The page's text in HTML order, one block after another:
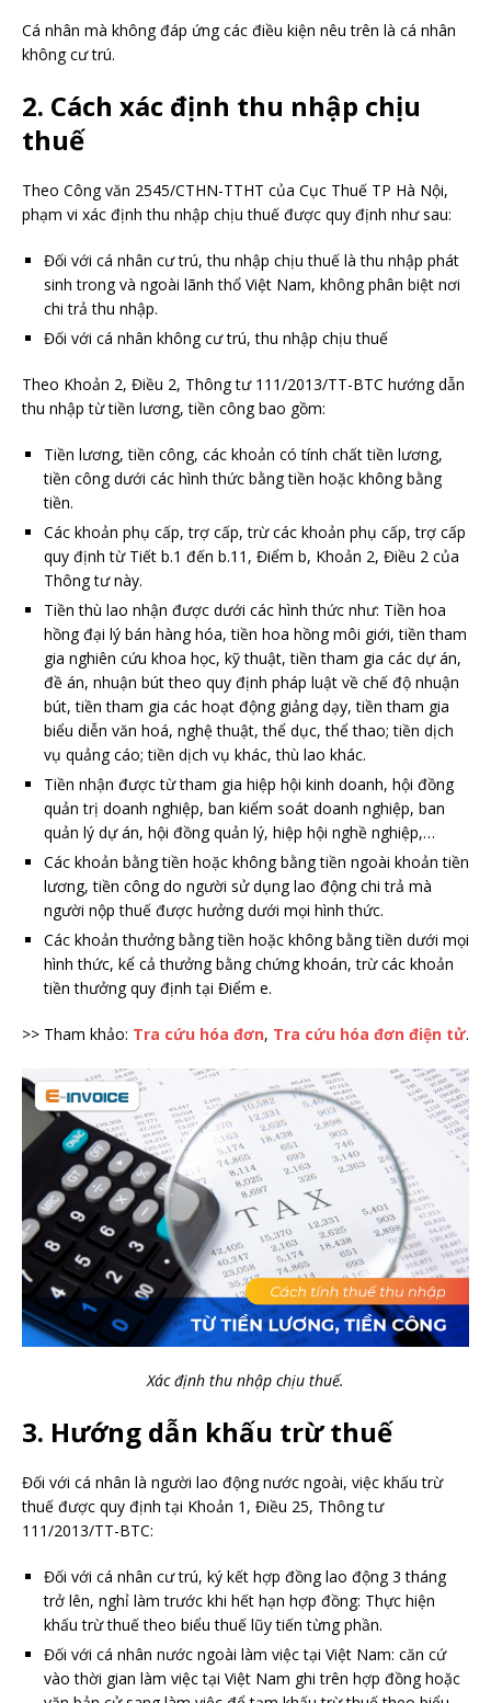
Cá nhân mà không đáp ứng các điều kiện nêu trên là cá nhân
không cư trú.
2. Cách xác định thu nhập chịu
thuế
Theo Công văn 2545/CTHN-TTHT của Cục Thuế TP Hà Nội,
phạm vi xác định thu nhập chịu thuế được quy định như sau:
Đối với cá nhân cư trú, thu nhập chịu thuế là thu nhập phát
sinh trong và ngoài lãnh thổ Việt Nam, không phân biệt nơi
chi trả thu nhập.
Đối với cá nhân không cư trú, thu nhập chịu thuế
Theo Khoản 2, Điều 2, Thông tư 111/2013/TT-BTC hướng dẫn
thu nhập từ tiền lương, tiền công bao gồm:
Tiền lương, tiền công, các khoản có tính chất tiền lương,
tiền công dưới các hình thức bằng tiền hoặc không bằng
tiền.
Các khoản phụ cấp, trợ cấp, trừ các khoản phụ cấp, trợ cấp
quy định từ Tiết b.1 đến b.11, Điểm b, Khoản 2, Điều 2 của
Thông tư này.
Tiền thù lao nhận được dưới các hình thức như: Tiền hoa
hồng đại lý bán hàng hóa, tiền hoa hồng môi giới, tiền tham
gia nghiên cứu khoa học, kỹ thuật, tiền tham gia các dự án,
đề án, nhuận bút theo quy định pháp luật về chế độ nhuận
bút, tiền tham gia các hoạt động giảng dạy,tiền tham gia
biểu diễn văn hoá, nghệ thuật, thể dục, thể thao; tiền dịch
vụ quảng cáo; tiền dịch vụ khác, thù lao khác.
Tiền nhận được từ tham gia hiệp hội kinh doanh, hội đồng
quản trị doanh nghiệp, ban kiểm soát doanh nghiệp, ban
quản lý dự án, hội đồng quản lý, hiệp hội nghề nghiệp,…
Các khoản bằng tiền hoặc không bằng tiền ngoài khoản tiền
lương, tiền công do người sử dụng lao động chi trả mà
người nộp thuế được hưởng dưới mọi hình thức.
Các khoản thưởng bằng tiền hoặc không bằng tiền dưới mọi
hình thức, kể cả thưởng bằng chứng khoán, trừ các khoản
tiền thưởng quy định tại Điểm e.
>> Tham khảo: Tra cứu hóa đơn, Tra cứu hóa đơn điện tử.
Xác định thu nhập chịu thuế.
3. Hướng dẫn khấu trừ thuế
Đối với cá nhân là người lao động nước ngoài, việc khấu trừ
thuế được quy định tại Khoản 1, Điều 25, Thông tư
111/2013/TT-BTC:
Đối với cá nhân cư trú, ký kết hợp đồng lao động 3 tháng
trở lên, nghỉ làm trước khi hết hạn hợp đồng: Thực hiện
khấu trừ thuế theo biểu thuế lũy tiến từng phần.
Đối với cá nhân nước ngoài làm việc tại Việt Nam: căn cứ
vào thời gian làm việc tại Việt Nam ghi trên hợp đồng hoặc